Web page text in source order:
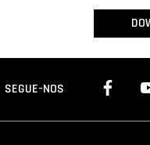
SEGUE-NOS